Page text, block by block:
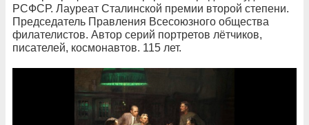
РСФСР. Лауреат Сталинской премии второй степени.
Председатель Правления Всесоюзного общества
филателистов. Автор серий портретов лётчиков,
писателей, космонавтов. 115 лет.